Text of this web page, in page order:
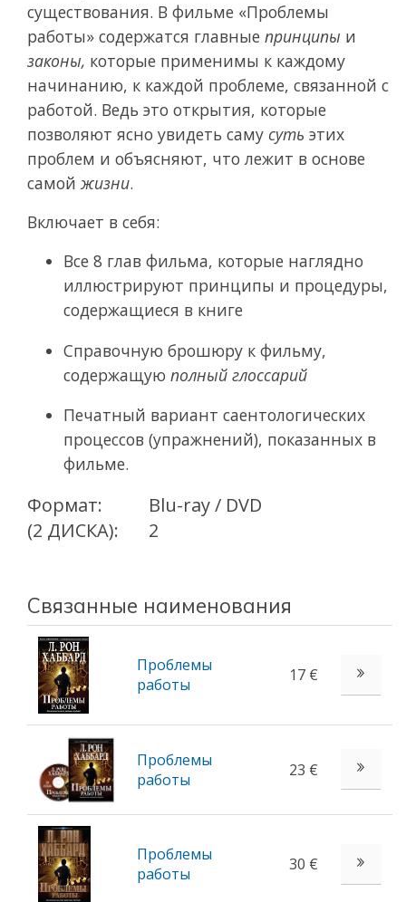
существования. В фильме «Проблемы
работы» содержатся главные принципы и
законы, которые применимы к каждому
начинанию, к каждой проблеме, связанной с
работой. Ведь это открытия, которые
позволяют ясно увидеть саму суть этих
проблем и объясняют, что лежит в основе
самойжизни.
Включает в себя:
Все 8 глав фильма, которые наглядно
иллюстрируют принципы и процедуры,
содержащиеся в книге
Справочную брошюру к фильму,
содержащую полный глоссарий
Печатный вариант саентологических
процессов (упражнений), показанных в
фильме.
Формат:
Blu-ray / DVD
(2 ДИСКА):
2
Связанные наименования
Проблемы
работы
17 €
Проблемы
работы
23 €
Проблемы
работы
30 €